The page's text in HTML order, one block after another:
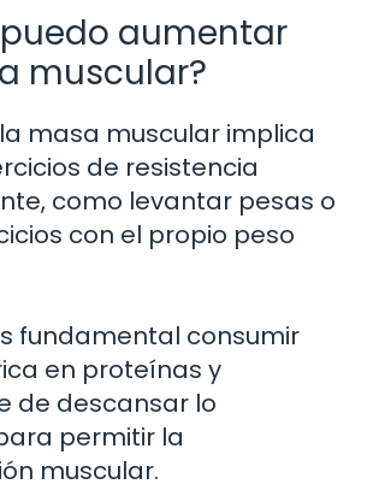
aumentar
muscular?
masa muscular implica
de resistencia
como levantar pesas o
con el propio peso
fundamental consumir
en proteínas y
de descansar lo
permitir la
muscular.